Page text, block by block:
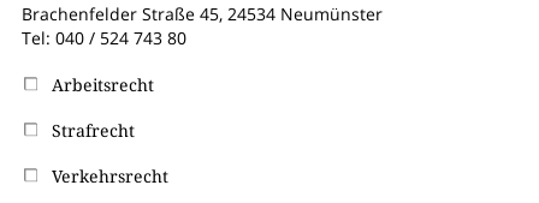
Brachenfelder Straße 45, 24534 Neumünster
Tel: 040 / 524 743 80
Arbeitsrecht
Strafrecht
Verkehrsrecht